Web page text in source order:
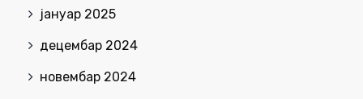
јануар 2025
децембар 2024
новембар 2024